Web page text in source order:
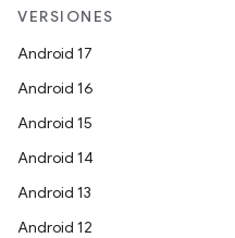
VERSIONES
Android 17
Android 16
Android 15
Android 14
Android 13
Android 12